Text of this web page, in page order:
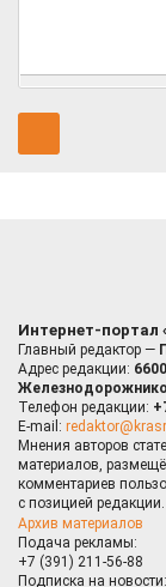
Интернет-портал
Главный редактор —
Адрес редакции:
Телефон редакции:
E-mail:
Мнения авторов
материалов,
комментариев
с позицией редакции.
Архив материалов
Подача рекламы:
+7 (391) 211-56-88
Подписка на новости: